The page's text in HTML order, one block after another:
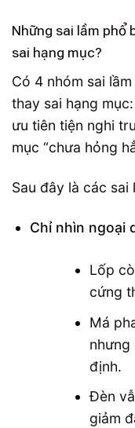
Những sai lầm phổ
sai hạng mục?
Có 4 nhóm sai
thay sai hạng
ưu tiên tiện nghi
mục “chưa hỏng
Sau đây là các
Chỉ nhìn ngoại
Lốp
cứng
Má
nhưng
định.
Đèn
giảm